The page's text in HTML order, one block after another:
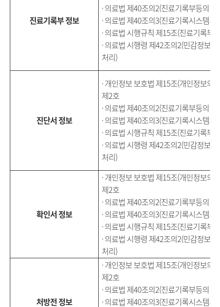
진료기록부 정보
· 의료법 제40조의2(진료기록부등의 이
· 의료법 제40조의3(진료기록시스템의
· 의료법 시행규칙 제15조(진료기록부
· 의료법 시행령 제42조의2(민감정보
처리)
진단서 정보
· 개인정보 보호법 제15조(개인정보의
제2호
· 의료법 제40조의2(진료기록부등의 이
· 의료법 제40조의3(진료기록시스템의
· 의료법 시행규칙 제15조(진료기록부
· 의료법 시행령 제42조의2(민감정보
처리)
확인서 정보
· 개인정보 보호법 제15조(개인정보의
제2호
· 의료법 제40조의2(진료기록부등의 이
· 의료법 제40조의3(진료기록시스템의
· 의료법 시행규칙 제15조(진료기록부
· 의료법 시행령 제42조의2(민감정보
처리)
처방전 정보
· 개인정보 보호법 제15조(개인정보의
제2호
· 의료법 제40조의2(진료기록부등의 이
· 의료법 제40조의3(진료기록시스템의